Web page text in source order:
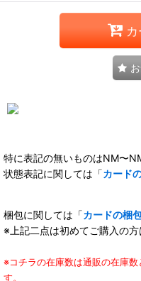
カ
特に表記の無いものはNM〜
状態表記に関しては「カード
梱包に関しては「カードの梱
※上記二点は初めてご購入の方
※コチラの在庫数は通販の在庫
す。